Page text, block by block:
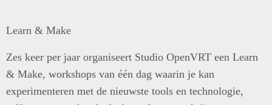
Learn & Make
Zes keer per jaar organiseert Studio OpenVRT een Learn
& Make, workshops van één dag waarin je kan
experimenteren met de nieuwste tools en technologie,